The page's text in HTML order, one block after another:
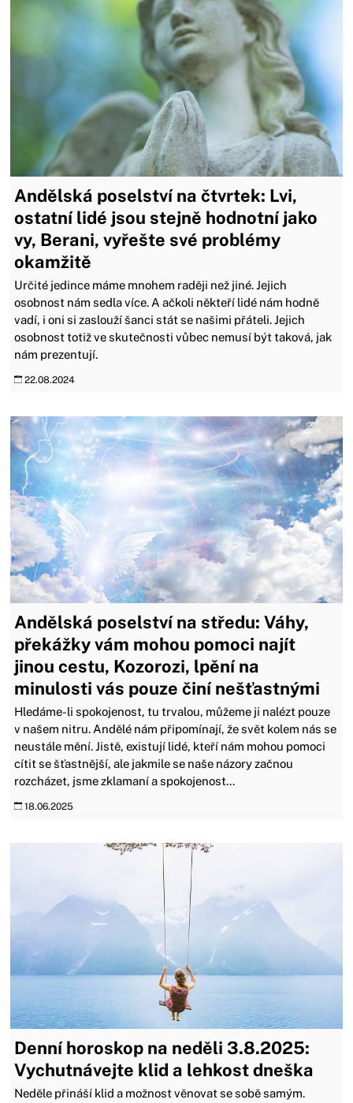
Andělská poselství na čtvrtek: Lvi,
ostatní lidé jsou stejně hodnotní jako
vy, Berani, vyřešte své problémy
okamžitě
Určité jedince máme mnohem raději než jiné. Jejich
osobnost nám sedla více. A ačkoli někteří lidé nám hodně
vadí, i oni si zaslouží šanci stát se našimi přáteli. Jejich
osobnost totiž ve skutečnosti vůbec nemusí být taková, jak
nám prezentují.
22.08.2024
Andělská poselství na středu: Váhy,
překážky vám mohou pomoci najít
jinou cestu, Kozorozi, lpění na
minulosti vás pouze činí nešťastnými
Hledáme-li spokojenost, tu trvalou, můžeme ji nalézt pouze
v našem nitru. Andělé nám připomínají, že svět kolem nás se
neustále mění. Jistě, existují lidé, kteří nám mohou pomoci
cítit se šťastnější, ale jakmile se naše názory začnou
rozcházet, jsme zklamaní a spokojenost...
18.06.2025
Denní horoskop na neděli 3.8.2025:
Vychutnávejte klid a lehkost dneška
Neděle přináší klid a možnost věnovat se sobě samým.